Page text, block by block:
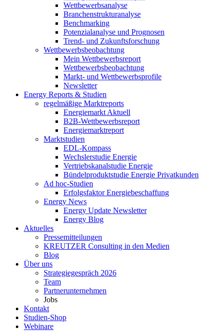
Wettbewerbsanalyse
Branchenstrukturanalyse
Benchmarking
Potenzialanalyse und Prognosen
Trend- und Zukunftsforschung
Wettbewerbs­beobachtung
Mein Wettbewerbsreport
Wettbewerbsbeobachtung
Markt- und Wettbewerbsprofile
Newsletter
Energy Reports & Studien
regelmäßige Marktreports
Energiemarkt Aktuell
B2B-Wettbewerbsreport
Energiemarktreport
Marktstudien
EDL-Kompass
Wechslerstudie Energie
Vertriebskanalstudie Energie
Bündelproduktstudie Energie Privatkunden
Ad hoc-Studien
Erfolgsfaktor Energiebeschaffung
Energy News
Energy Update Newsletter
Energy Blog
Aktuelles
Pressemitteilungen
KREUTZER Consulting in den Medien
Blog
Über uns
Strategiegespräch 2026
Team
Partnerunternehmen
Jobs
Kontakt
Studien-Shop
Webinare